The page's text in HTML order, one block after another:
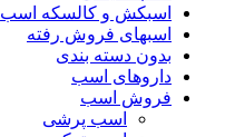
اسبکش و کالسکه اسب
اسبهای فروش رفته
بدون دسته بندی
داروهای اسب
فروش اسب
اسب پرشی